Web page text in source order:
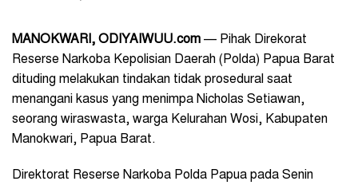
MANOKWARI, ODIYAIWUU.com — Pihak Direkorat
Reserse Narkoba Kepolisian Daerah (Polda) Papua Barat
dituding melakukan tindakan tidak prosedural saat
menangani kasus yang menimpa Nicholas Setiawan,
seorang wiraswasta, warga Kelurahan Wosi, Kabupaten
Manokwari, Papua Barat.
Direktorat Reserse Narkoba Polda Papua pada Senin